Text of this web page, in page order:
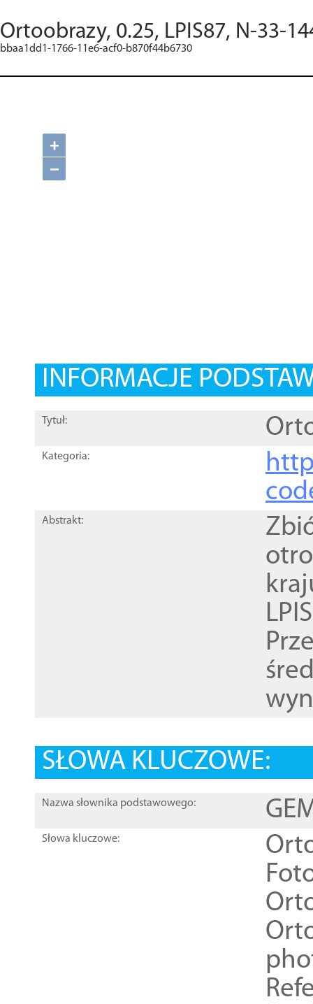
Ortoobrazy, 0.25, LPIS87, N-33-
bbaa1dd1-1766-11e6-acf0-b870f44b6730
+
−
INFORMACJE
Tytuł:
Kategoria:
Abstrakt:
SŁOWA KLUCZOWE:
Nazwa słownika podstawowego:
Słowa kluczowe: